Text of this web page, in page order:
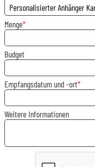
Menge
Budget
Empfangsdatum und -ort
Weitere Informationen